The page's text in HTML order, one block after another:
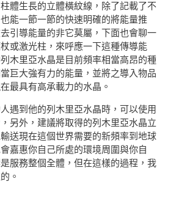
體生長的立體橫紋線，除了記載了不
能一節一節的快速明確的將能量推
引導能量的非它莫屬，下面也會聊一
或激光柱，來呼應一下這種傳導能
木里亞水晶是目前頻率相當高昂的種
巨大強有力的能量，並將之導入物品
最具有高承載力的水晶。
遇到他的列木里亞水晶時，可以使用
另外，建議將取得的列木里亞水晶立
送現在這個世界需要的新頻率到地球
嘉惠你自己所處的環境周圍與你自
服務整個全體，但在這樣的過程，我
。